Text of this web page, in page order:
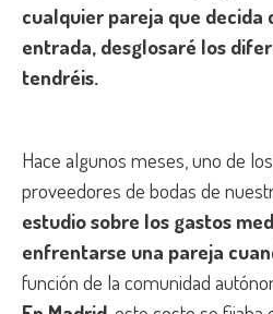
cualquier pareja que decida
entrada, desglosaré los
tendréis.
Hace algunos meses, uno de
proveedores de bodas de
estudio sobre los gastos
enfrentarse una pareja
función de la comunidad